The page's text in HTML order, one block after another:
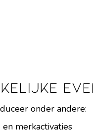
onder andere:
merkactivaties